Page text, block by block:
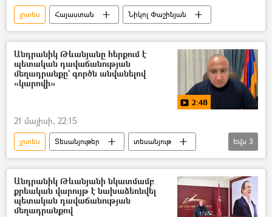
լրտես Հայաստան Նիկոլ Փաշինյան
Անդրանիկ Թևանյանը հերքում է
պետական դավաճանության
մեղադրանքը` գործն անվանելով
«կարովի»
2:48
21 մայիսի, 22:15
լրտես Տեսանյութեր
տեսանյութ
Անդրանիկ Թևանյան
ՀՀ քննչական կոմիտե
Պետական դավաճանություն
Եվս 3
Անդրանիկ Թևանյանի նկատմամբ
քրեական վարույթ է նախաձեռնվել
պետական դավաճանության
մեղադրանքով